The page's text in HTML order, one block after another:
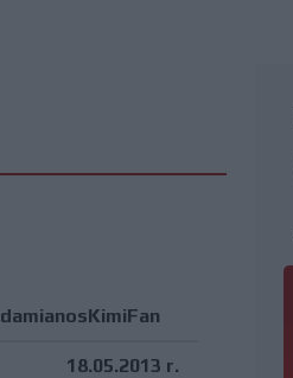
damianosKimiFan
18.05.2013 r.